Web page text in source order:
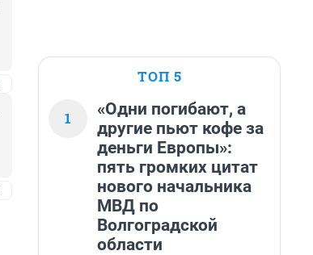
ТОП 5
1
«Одни погибают, а
другие пьют кофе за
деньги Европы»:
пять громких цитат
нового начальника
МВД по
Волгоградской
области